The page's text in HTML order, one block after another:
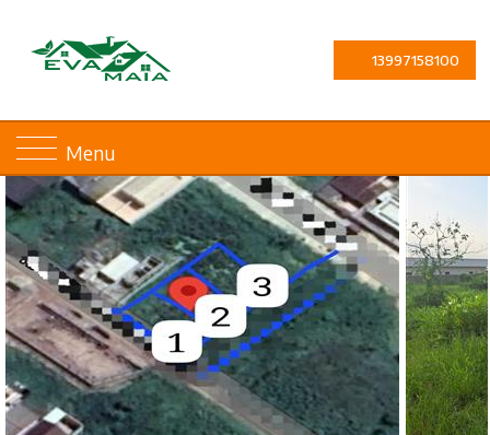
13997158100
Menu